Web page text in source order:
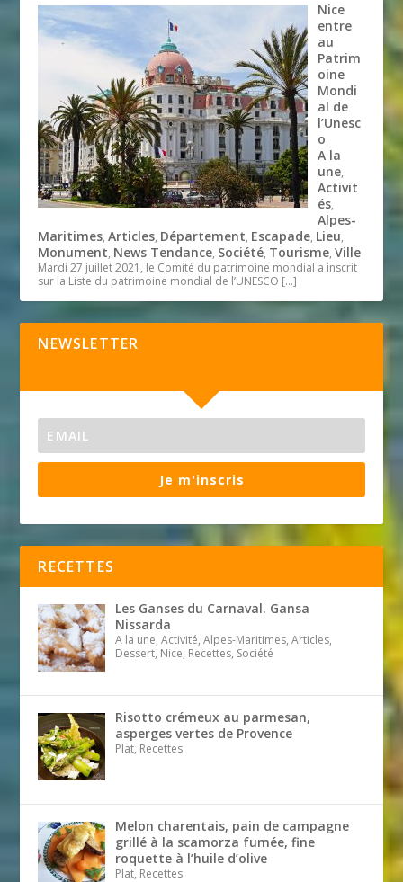
Nice
entre
au
Patrim
oine
Mondi
al de
l’Unesc
o
A la
une,
Activit
és,
Alpes-
Maritimes,Articles, Département, Escapade, Lieu,
Monument, News Tendance, Société, Tourisme,Ville
Mardi 27 juillet 2021, le Comité du patrimoine mondial a inscrit
sur la Liste du patrimoine mondial de l’UNESCO […]
NEWSLETTER
Je m'inscris
RECETTES
Les Ganses du Carnaval. Gansa
Nissarda
A la une, Activité, Alpes-Maritimes, Articles,
Dessert, Nice, Recettes, Société
Risotto crémeux au parmesan,
asperges vertes de Provence
Plat, Recettes
Melon charentais, pain de campagne
grillé à la scamorza fumée, fine
roquette à l’huile d’olive
Plat, Recettes